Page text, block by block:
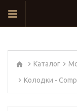
Каталог
Колодки -